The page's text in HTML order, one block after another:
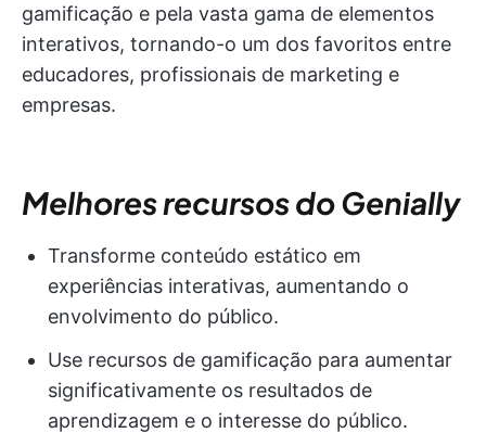
gamificação e pela vasta gama de elementos
interativos, tornando-o um dos favoritos entre
educadores, profissionais de marketing e
empresas.
Melhores recursos do Genially
Transforme conteúdo estático em
experiências interativas, aumentando o
envolvimento do público.
Use recursos de gamificação para aumentar
significativamente os resultados de
aprendizagem e o interesse do público.